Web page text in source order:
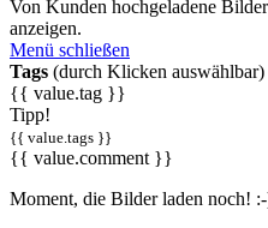
Von Kunden hochgeladene
anzeigen.
Menü schließen
Tags (durch Klicken auswählbar)
{{ value.tag }}
Tipp!
{{ value.tags }}
{{ value.comment }}
Moment, die Bilder laden noch!